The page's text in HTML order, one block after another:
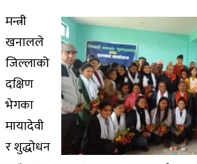
मन्त्री
खनालले
जिल्लाको
दक्षिण
भेगका
मायादेवी
र शुद्धोधन